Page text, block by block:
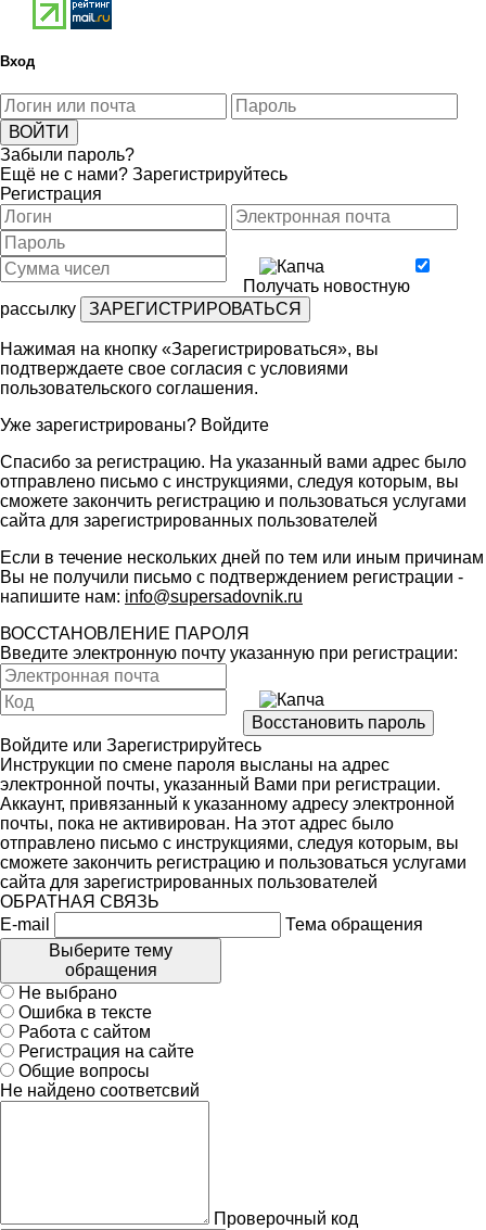
Вход
Забыли пароль?
Ещё не с нами? Зарегистрируйтесь
Регистрация
Получать новостную
рассылку
Нажимая на кнопку «Зарегистрироваться», вы
подтверждаете свое согласия с условиями
пользовательского соглашения.
Уже зарегистрированы? Войдите
Спасибо за регистрацию. На указанный вами адрес было
отправлено письмо с инструкциями, следуя которым, вы
сможете закончить регистрацию и пользоваться услугами
сайта для зарегистрированных пользователей
Если в течение нескольких дней по тем или иным причинам
Вы не получили письмо с подтверждением регистрации -
напишите нам: info@supersadovnik.ru
ВОССТАНОВЛЕНИЕ ПАРОЛЯ
Введите электронную почту указанную при регистрации:
Войдите или Зарегистрируйтесь
Инструкции по смене пароля высланы на адрес
электронной почты, указанный Вами при регистрации.
Аккаунт, привязанный к указанному адресу электронной
почты, пока не активирован. На этот адрес было
отправлено письмо с инструкциями, следуя которым, вы
сможете закончить регистрацию и пользоваться услугами
сайта для зарегистрированных пользователей
ОБРАТНАЯ СВЯЗЬ
E-mail
Тема обращения
Выберите тему
обращения
Не выбрано
Ошибка в тексте
Работа с сайтом
Регистрация на сайте
Общие вопросы
Не найдено соответсвий
Проверочный код